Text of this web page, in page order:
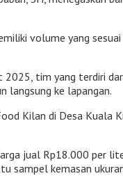
volume yang
tim yang terdiri
langsung ke lapangan.
Kilan di Desa
jual Rp18.000 per
sampel kemasan